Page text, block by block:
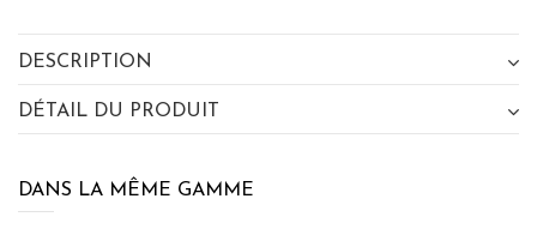
DESCRIPTION
DÉTAIL DU PRODUIT
DANS LA MÊME GAMME